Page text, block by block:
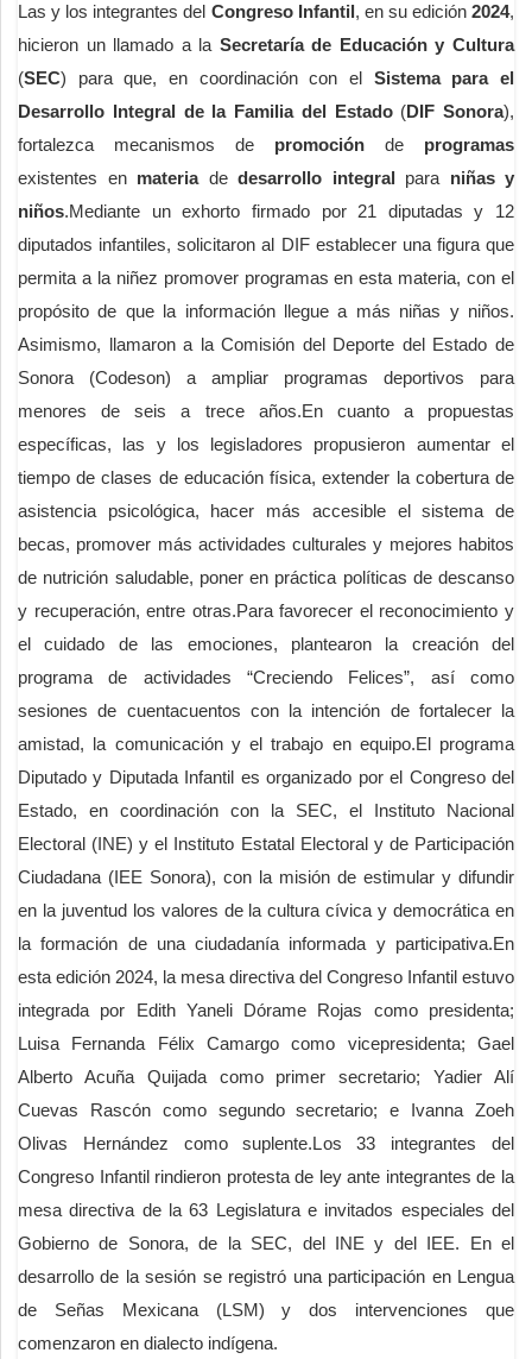
Las y los integrantes del Congreso Infantil , en su edición2024,
hicieron un llamado a la Secretaría de Educación y Cultura
(SEC) para que, en coordinación con el Sistema para el
Desarrollo Integral de la Familia del Estado(DIF Sonora),
fortalezca mecanismos de promoción de programas
existentes en materiade desarrollo integral para niñas y
niños.Mediante un exhorto firmado por 21 diputadas y 12
diputados infantiles, solicitaron al DIF establecer una figura que
permita a la niñez promover programas en esta materia, con el
propósito de que la información llegue a más niñas y niños.
Asimismo, llamaron a la Comisión del Deporte del Estado de
Sonora (Codeson) a ampliar programas deportivos para
menores de seis a trece años.En cuanto a propuestas
específicas, las y los legisladores propusieron aumentar el
tiempo de clases de educación física, extender la cobertura de
asistencia psicológica, hacer más accesible el sistema de
becas, promover más actividades culturales y mejores habitos
de nutrición saludable, poner en práctica políticas de descanso
y recuperación, entre otras.Para favorecer el reconocimiento y
el cuidado de las emociones, plantearon la creación del
programa de actividades “Creciendo Felices”, así como
sesiones de cuentacuentos con la intención de fortalecer la
amistad, la comunicación y el trabajo en equipo.El programa
Diputado y Diputada Infantil es organizado por el Congreso del
Estado, en coordinación con la SEC, el Instituto Nacional
Electoral (INE) y el Instituto Estatal Electoral y de Participación
Ciudadana (IEE Sonora), con la misión de estimular y difundir
en la juventud los valores de la cultura cívica y democrática en
la formación de una ciudadanía informada y participativa.En
esta edición 2024, la mesa directiva del Congreso Infantil estuvo
integrada por Edith Yaneli Dórame Rojas como presidenta;
Luisa Fernanda Félix Camargo como vicepresidenta; Gael
Alberto Acuña Quijada como primer secretario; Yadier Alí
Cuevas Rascón como segundo secretario; e Ivanna Zoeh
Olivas Hernández como suplente.Los 33 integrantes del
Congreso Infantil rindieron protesta de ley ante integrantes de la
mesa directiva de la 63 Legislatura e invitados especiales del
Gobierno de Sonora, de la SEC, del INE y del IEE. En el
desarrollo de la sesión se registró una participación en Lengua
de Señas Mexicana (LSM) y dos intervenciones que
comenzaron en dialecto indígena.